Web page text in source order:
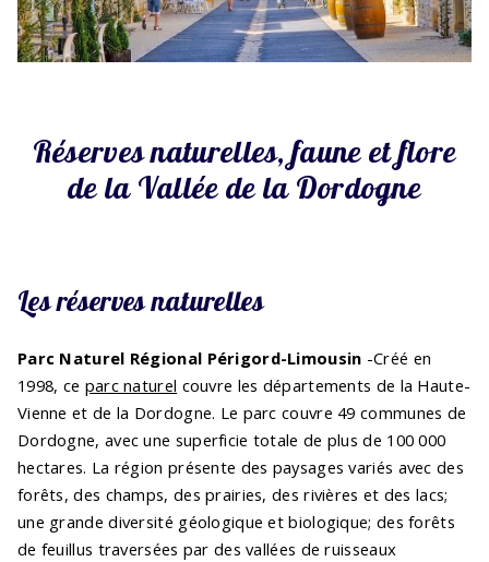
Réserves naturelles, faune et flore
de la Vallée de la Dordogne
Les réserves naturelles
Parc Naturel Régional Périgord-Limousin -Créé en
1998, ce parc naturel couvre les départements de la Haute-
Vienne et de la Dordogne. Le parc couvre 49 communes de
Dordogne, avec une superficie totale de plus de 100 000
hectares. La région présente des paysages variés avec des
forêts, des champs, des prairies, des rivières et des lacs;
une grande diversité géologique et biologique; des forêts
de feuillus traversées par des vallées de ruisseaux